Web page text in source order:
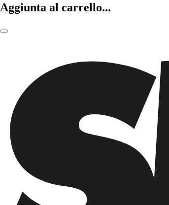
Aggiunta al carrello...